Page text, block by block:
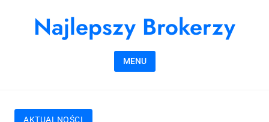
Najlepszy Brokerzy
MENU
AKTUALNOŚCI